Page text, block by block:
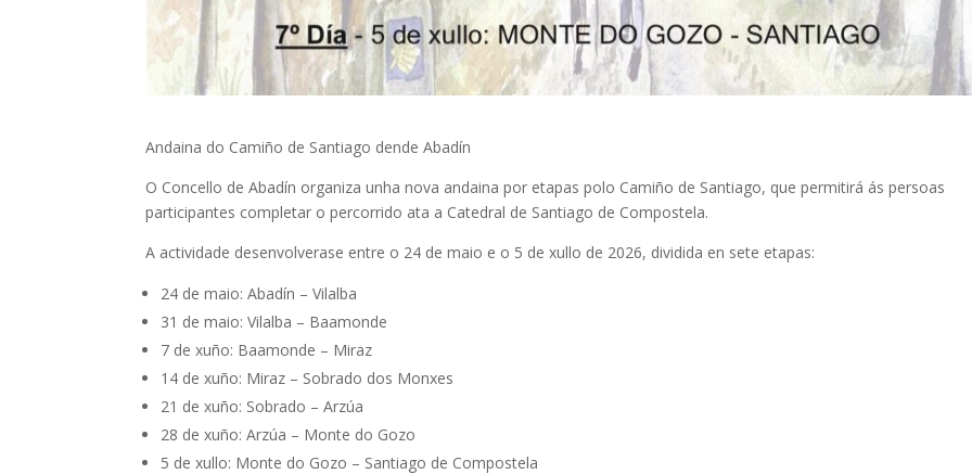
Andaina do Camiño de Santiago dende Abadín
O Concello de Abadín organiza unha nova andaina por etapas polo Camiño de Santiago, que permitirá ás persoas
participantes completar o percorrido ata a Catedral de Santiago de Compostela.
A actividade desenvolverase entre o 24 de maio e o 5 de xullo de 2026, dividida en sete etapas:
24 de maio: Abadín – Vilalba
31 de maio: Vilalba – Baamonde
7 de xuño: Baamonde – Miraz
14 de xuño: Miraz – Sobrado dos Monxes
21 de xuño: Sobrado – Arzúa
28 de xuño: Arzúa – Monte do Gozo
5 de xullo: Monte do Gozo – Santiago de Compostela